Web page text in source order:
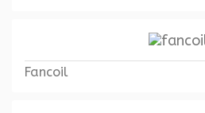
Fancoil